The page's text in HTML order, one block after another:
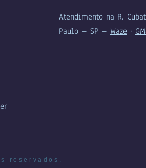
Atendimento na R.
Paulo – SP – Waze ·
reservados.